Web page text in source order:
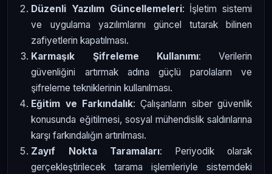
Düzenli Yazılım Güncellemeleri: İşletim sistemi
ve uygulama yazılımlarını güncel tutarak bilinen
zafiyetlerin kapatılması.
Karmaşık Şifreleme Kullanımı: Verilerin
güvenliğini artırmak adına güçlü parolaların ve
şifreleme tekniklerinin kullanılması.
Eğitim ve Farkındalık: Çalışanların siber güvenlik
konusunda eğitilmesi, sosyal mühendislik saldırılarına
karşı farkındalığın artırılması.
Zayıf Nokta Taramaları: Periyodik olarak
gerçekleştirilecek tarama işlemleriyle sistemdeki